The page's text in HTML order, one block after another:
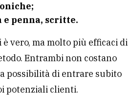
penna, scritte.
vero, ma molto più efficaci di
Entrambi non costano
possibilità di entrare subito
potenziali clienti.